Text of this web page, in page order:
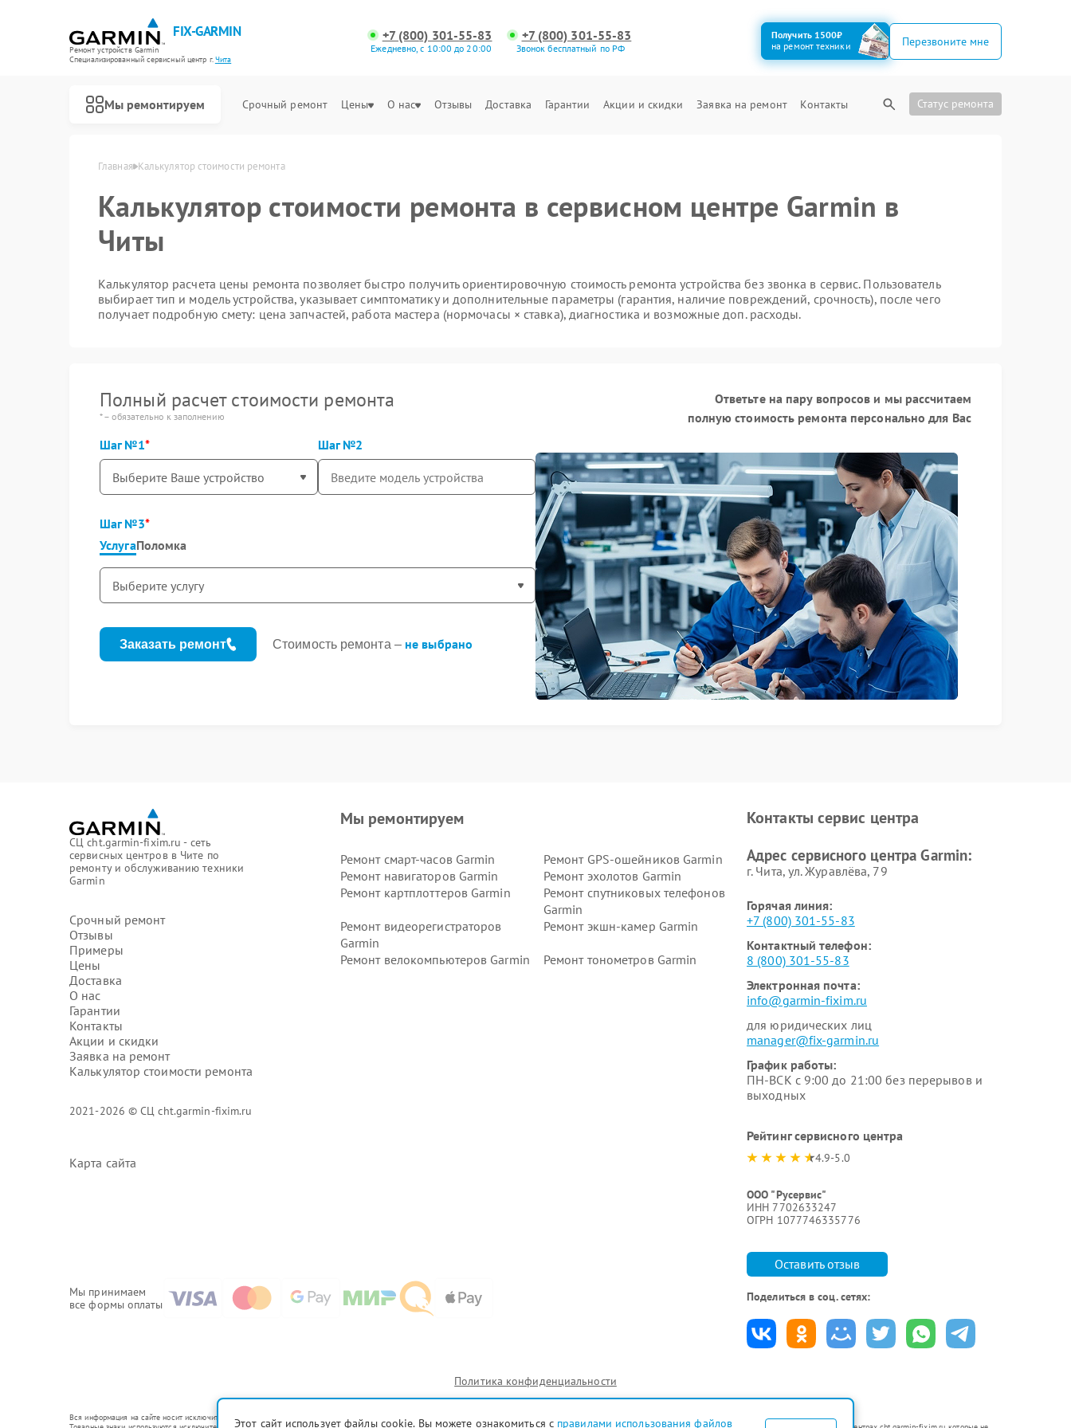
FIX-GARMIN
Ремонт устройств Garmin
Специализированный cервисный центр г.Чита
+7 (800) 301-55-83
Ежедневно, с 10:00 до 20:00
+7 (800) 301-55-83
Звонок бесплатный по РФ
Получить 1500₽
на ремонт техники
Перезвоните мне
Мы ремонтируем Срочный ремонт Цены О нас Отзывы Доставка Гарантии Акции и скидки Заявка на ремонт Контакты Статус ремонта
Главная Калькулятор стоимости ремонта
Калькулятор стоимости ремонта в сервисном центре Garmin в
Читы
Калькулятор расчета цены ремонта позволяет быстро получить ориентировочную стоимость ремонта устройства без звонка в сервис. Пользователь
выбирает тип и модель устройства, указывает симптоматику и дополнительные параметры (гарантия, наличие повреждений, срочность), после чего
получает подробную смету: цена запчастей, работа мастера (нормочасы × ставка), диагностика и возможные доп. расходы.
Полный расчет стоимости ремонта
* – обязательно к заполнению
Шаг №1 Шаг №2
Шаг №3
УслугаПоломка
Заказать ремонт Стоимость ремонта – не выбрано
Ответьте на пару вопросов и мы рассчитаем
полную стоимость ремонта персонально для Вас
СЦ cht.garmin-fixim.ru - сеть
сервисных центров в Чите по
ремонту и обслуживанию техники
Garmin
Срочный ремонт
Отзывы
Примеры
Цены
Доставка
О нас
Гарантии
Контакты
Акции и скидки
Заявка на ремонт
Калькулятор стоимости ремонта
2021-2026 © СЦ cht.garmin-fixim.ru
Карта сайта
Мы принимаем
все формы оплаты
Мы ремонтируем
Ремонт смарт-часов Garmin
Ремонт GPS-ошейников Garmin
Ремонт навигаторов Garmin
Ремонт эхолотов Garmin
Ремонт картплоттеров Garmin
Ремонт спутниковых телефонов
Garmin
Ремонт видеорегистраторов
Garmin
Ремонт экшн-камер Garmin
Ремонт велокомпьютеров Garmin Ремонт тонометров Garmin
Контакты сервис центра
Адрес сервисного центра Garmin:
г. Чита, ул. Журавлёва, 79
Горячая линия:
+7 (800) 301-55-83
Контактный телефон:
8 (800) 301-55-83
Электронная почта:
info@garmin-fixim.ru
для юридических лиц
manager@fix-garmin.ru
График работы:
ПН-ВСК с 9:00 до 21:00 без перерывов и
выходных
Рейтинг сервисного центра
4.9-5.0
ООО "Русервис"
ИНН 7702633247
ОГРН 1077746335776
Оставить отзыв
Поделиться в соц. сетях:
Политика конфиденциальности
Вся информация на сайте носит исключительно справочный характер.Этот сайт использует файлы cookie. Вы можете ознакомиться с правилами использования файлов